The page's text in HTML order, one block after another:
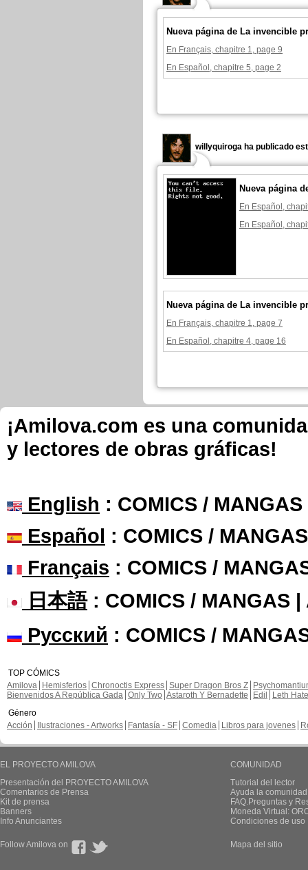
Nueva página de La invencible
En Français, chapitre 1, page 9
En Español, chapitre 5, page 2
willyquiroga ha publicado
Nueva página
En Español,
En Español,
Nueva página de La invencible
En Français, chapitre 1, page 7
En Español, chapitre 4, page 16
¡Amilova.com es una
y lectores de obras gráficas!
English : COMICS /
Español : COMICS /
Français : COMICS /
日本語: COMICS / MANGAS |
Русский : COMICS /
TOP CÓMICS
Amilova
Hemisferios Chronoctis Express Super Dragon Bros Z
Bienvenidos A República Gada Only Two Astaroth Y Bernadette Edil
Leth Hate
Género
Acción
Ilustraciones - Artworks Fantasía - SF Comedia Libros para jovenes
EL PROYECTO AMILOVA
Presentación del PROYECTO AMILOVA
Comentarios de Prensa
Kit de prensa
Banners
Info Anunciantes
COMUNIDAD
Tutorial del lector
Ayuda la
FAQ.Preguntas y
Moneda Virtual:
Condiciones de uso
Follow Amilova on Mapa del sitio